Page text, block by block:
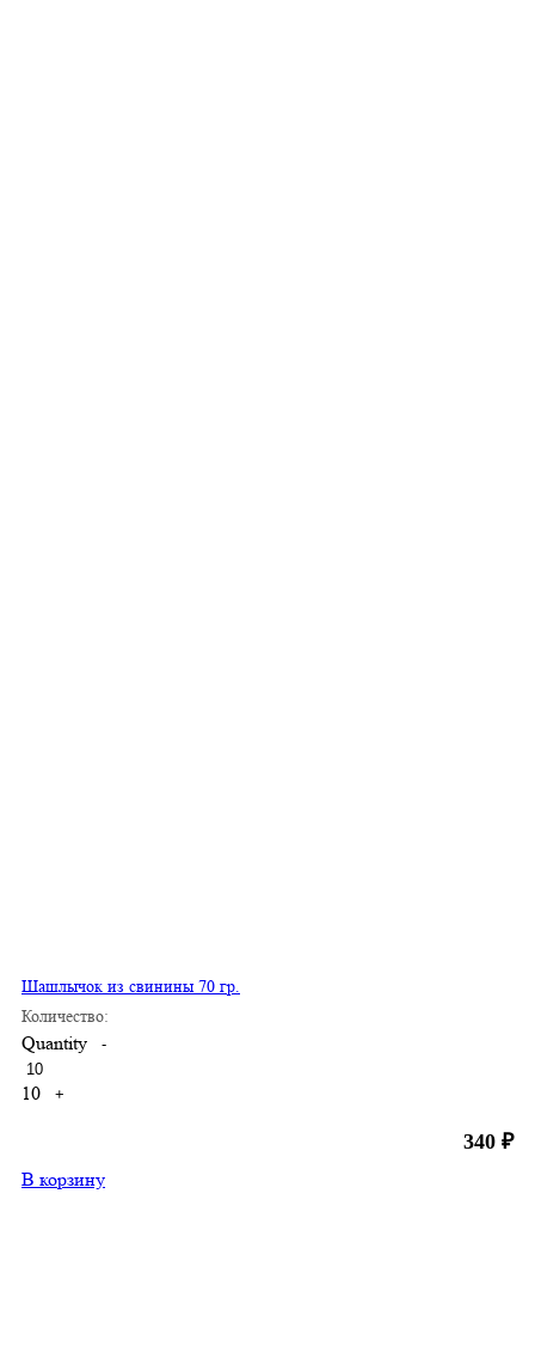
Шашлычок из свинины 70 гр.
Количество:
Quantity -
10 +
340 ₽
В корзину